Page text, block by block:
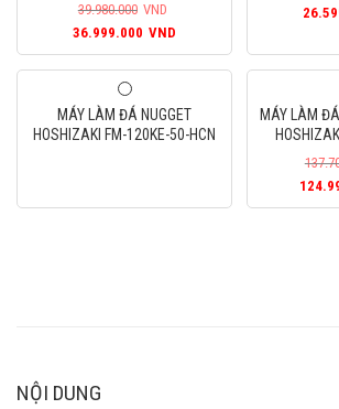
39.980.000 VND
Giá
gốc
39.980.000VND.
36.999.000 VND
hiện
36.999.000VND.
Giá
là:
MÁY LÀM ĐÁ NUGGET
HOSHIZAKI FM-120KE-50-HCN
MÁY LÀM
Giá
gốc
NỘI DUNG